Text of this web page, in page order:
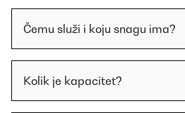
Čemu služi i koju snagu ima?
Kolik je kapacitet?